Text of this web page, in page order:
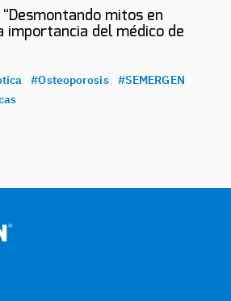
“Desmontando mitos en
importancia del médico de
#Osteoporosis
#SEMERGEN